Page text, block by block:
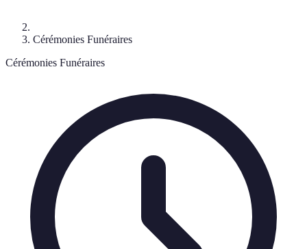
Cérémonies Funéraires
Cérémonies Funéraires